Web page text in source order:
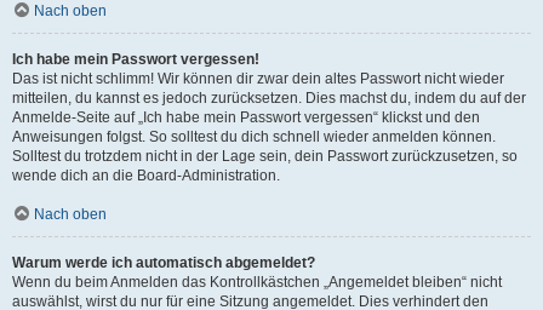
Nach oben
Ich habe mein Passwort vergessen!
Das ist nicht schlimm! Wir können dir zwar dein altes Passwort nicht wieder
mitteilen, du kannst es jedoch zurücksetzen. Dies machst du, indem du auf der
Anmelde-Seite auf „Ich habe mein Passwort vergessen“ klickst und den
Anweisungen folgst. So solltest du dich schnell wieder anmelden können.
Solltest du trotzdem nicht in der Lage sein, dein Passwort zurückzusetzen, so
wende dich an die Board-Administration.
Nach oben
Warum werde ich automatisch abgemeldet?
Wenn du beim Anmelden das Kontrollkästchen „Angemeldet bleiben“ nicht
auswählst, wirst du nur für eine Sitzung angemeldet. Dies verhindert den